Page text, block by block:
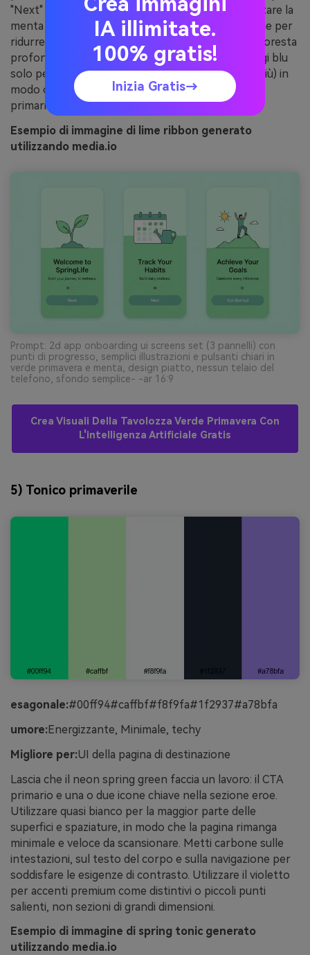
"Next" in modo che l'onboarding sia guidato. Utilizzare la
menta morbida per pannelli e sfondi di illustrazione per
ridurre l'affaticamento del contrasto. Mantieni la foresta
profonda per il testo del corpo e le icone. Aggiungi blu
solo per le azioni secondarie (saltare, saperne di più) in
modo che gli utenti individuino sempre il percorso
primario.
Esempio di immagine di lime ribbon generato
utilizzando media.io
Prompt: 2d app onboarding ui screens set (3 pannelli) con
punti di progresso, semplici illustrazioni e pulsanti chiari in
verde primavera e menta, design piatto, nessun telaio del
telefono, sfondo semplice- -ar 16:9
Crea Visuali Della Tavolozza Verde Primavera Con
L'intelligenza Artificiale Gratis
5) Tonico primaverile
esagonale:#00ff94#caffbf#f8f9fa#1f2937#a78bfa
umore:Energizzante, Minimale, techy
Migliore per:UI della pagina di destinazione
Lascia che il neon spring green faccia un lavoro: il CTA
primario e una o due icone chiave nella sezione eroe.
Utilizzare quasi bianco per la maggior parte delle
superfici e spaziature, in modo che la pagina rimanga
minimale e veloce da scansionare. Metti carbone sulle
intestazioni, sul testo del corpo e sulla navigazione per
soddisfare le esigenze di contrasto. Utilizzare il violetto
per accenti premium come distintivi o piccoli punti
salienti, non sezioni di grandi dimensioni.
Esempio di immagine di spring tonic generato
utilizzando media.io
IA illimitate.
100% gratis!
Inizia Gratis→